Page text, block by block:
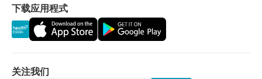
糖尿
空腹血糖
肝功能
下载应用程式
关注我们